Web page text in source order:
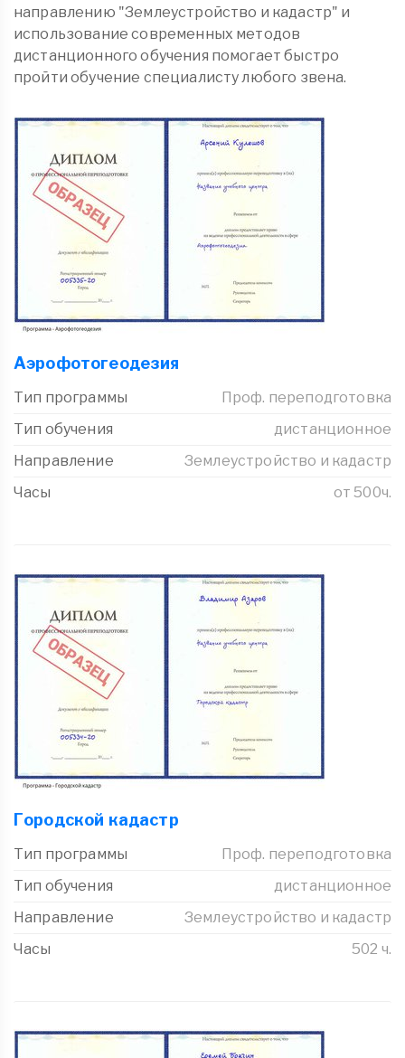
направлению "Землеустройство и кадастр" и
использование современных методов
дистанционного обучения помогает быстро
пройти обучение специалисту любого звена.
Аэрофотогеодезия
Тип программы
Проф. переподготовка
Тип обучения
дистанционное
Направление
Землеустройство и кадастр
Часы
от 500ч.
Городской кадастр
Тип программы
Проф. переподготовка
Тип обучения
дистанционное
Направление
Землеустройство и кадастр
Часы
502 ч.